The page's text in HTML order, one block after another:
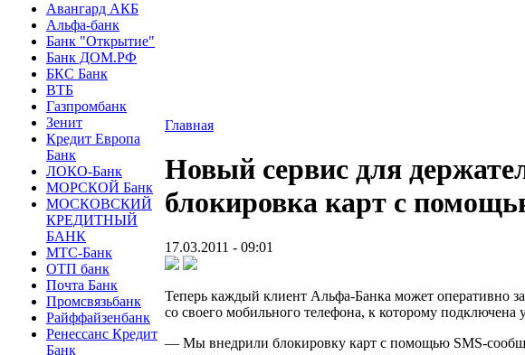
Авангард АКБ
Альфа-банк
Банк "Открытие"
Банк ДОМ.РФ
БКС Банк
ВТБ
Газпромбанк
Зенит
Кредит Европа
Банк
ЛОКО-Банк
МОРСКОЙ Банк
МОСКОВСКИЙ
КРЕДИТНЫЙ
БАНК
МТС-Банк
ОТП банк
Почта Банк
Промсвязьбанк
Райффайзенбанк
Ренессанс Кредит
Банк
Главная
Новый сервис для
блокировка карт с
17.03.2011 - 09:01
Теперь каждый клиент Альфа-Банка может оперативно
со своего мобильного телефона, к которому подключена
— Мы внедрили блокировку карт с помощью SMS-